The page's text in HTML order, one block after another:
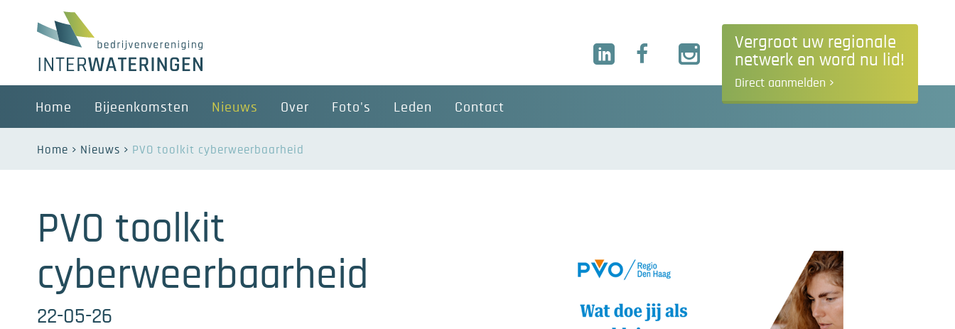
Vergroot uw regionale
netwerk en word nu lid!
Direct aanmelden
Home Bijeenkomsten Nieuws Over Foto's Leden Contact
Home Nieuws PVO toolkit cyberweerbaarheid
PVO toolkit
cyberweerbaarheid
22-05-26